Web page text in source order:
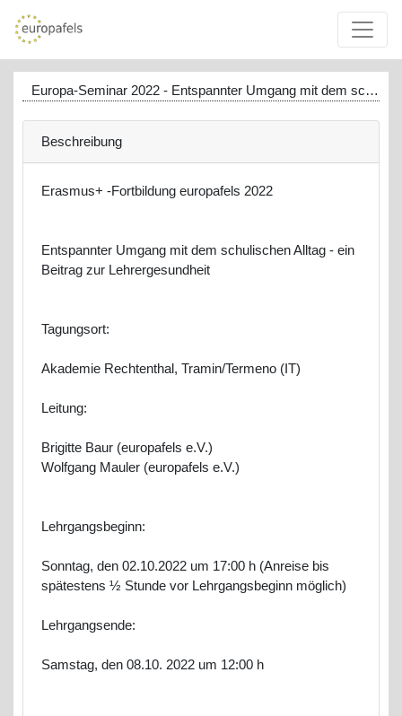
Europa-Seminar 2022 - Entspannter Umgang mit dem schulischen Alltag - ein Beitrag zur Lehrergesundheit
Beschreibung
Erasmus+ -Fortbildung europafels 2022
Entspannter Umgang mit dem schulischen Alltag - ein
Beitrag zur Lehrergesundheit
Tagungsort:
Akademie Rechtenthal, Tramin/Termeno (IT)
Leitung:
Brigitte Baur (europafels e.V.)
Wolfgang Mauler (europafels e.V.)
Lehrgangsbeginn:
Sonntag, den 02.10.2022 um 17:00 h (Anreise bis
spätestens ½ Stunde vor Lehrgangsbeginn möglich)
Lehrgangsende:
Samstag, den 08.10. 2022 um 12:00 h